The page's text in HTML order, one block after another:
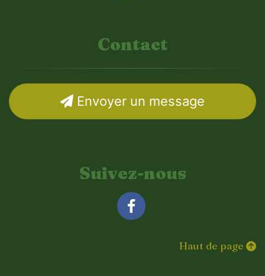
Contact
Envoyer un message
Suivez-nous
Haut de page